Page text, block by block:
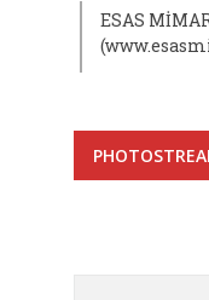
ESAS